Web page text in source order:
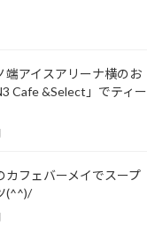
端アイスアリーナ横のお
Cafe &Select」でティー
カフェバーメイでスープ
(^^)/